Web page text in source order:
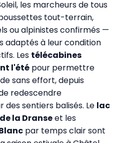
les marcheurs de tous
tout-terrain,
ou alpinistes confirmés —
adaptés à leur condition
Les télécabines
l'été pour permettre
sans effort, depuis
redescendre
sentiers balisés. Le lac
la Dranseet les
par temps clair sont